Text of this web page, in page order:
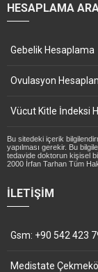
HESAPLAMA
Gebelik Hesaplama
Ovulasyon
Vücut Kitle İndeksi
Bu sitedeki içerik
yapılması gerekir. Bu
tedavide doktorun kişisel
2000 İrfan Tarhan Tüm
İLETIŞIM
Gsm: +90 542 423
Medistate